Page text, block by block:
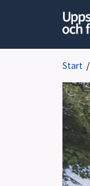
Start /